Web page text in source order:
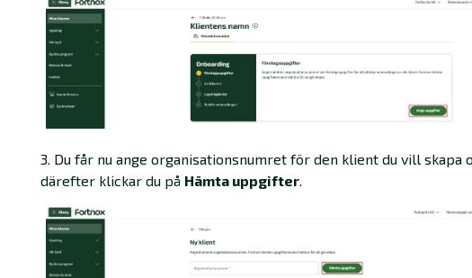
3. Du får nu ange organisationsnumret för den klient du vill skapa
därefter klickar du på Hämta uppgifter.